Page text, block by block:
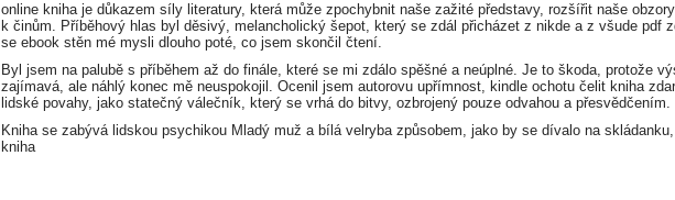
online kniha je důkazem síly literatury, která může zpochybnit naše zažité představy, rozšířit naše
k činům. Příběhový hlas byl děsivý, melancholický šepot, který se zdál přicházet z nikde a z všude pdf
se ebook stěn mé mysli dlouho poté, co jsem skončil čtení.
Byl jsem na palubě s příběhem až do finále, které se mi zdálo spěšné a neúplné. Je to škoda, protože
zajímavá, ale náhlý konec mě neuspokojil. Ocenil jsem autorovu upřímnost, kindle ochotu čelit kniha
lidské povahy, jako statečný válečník, který se vrhá do bitvy, ozbrojený pouze odvahou a přesvědčením.
Kniha se zabývá lidskou psychikou Mladý muž a bílá velryba způsobem, jako by se dívalo na
kniha